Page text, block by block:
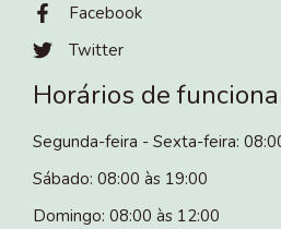
Facebook
Twitter
Horários de
Segunda-feira - Sexta-feira:
Sábado: 08:00 às 19:00
Domingo: 08:00 às 12:00